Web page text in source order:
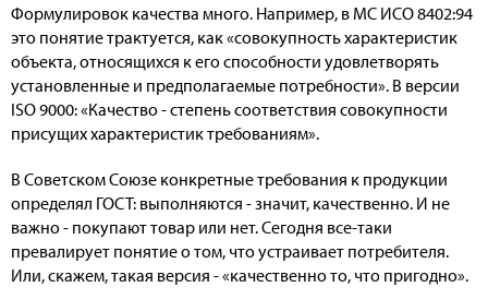
Формулировок качества много. Например, в МС ИСО 8402:94
это понятие трактуется, как «совокупность характеристик
объекта, относящихся к его способности удовлетворять
установленные и предполагаемые потребности». В версии
ISO 9000: «Качество - степень соответствия совокупности
присущих характеристик требованиям».
В Советском Союзе конкретные требования к продукции
определял ГОСТ: выполняются - значит, качественно. И не
важно - покупают товар или нет. Сегодня все-таки
превалирует понятие о том, что устраивает потребителя.
Или, скажем, такая версия - «качественно то, что пригодно».